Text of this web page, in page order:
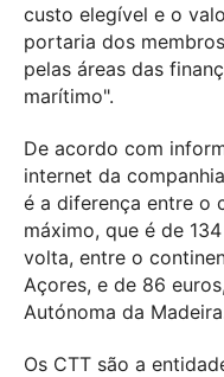
custo elegível e o
portaria dos
pelas áreas das
marítimo".
De acordo com
internet da
é a diferença entre o
máximo, que é de
volta, entre o
Açores, e de 86
Autónoma da
Os CTT são a